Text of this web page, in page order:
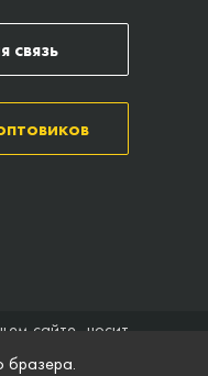
связь
сайте, носит
Точка опоры
бразера.